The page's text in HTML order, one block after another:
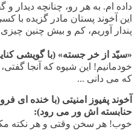
داده ام. به هر رو، چنانچه دیدار
این آخوند پستان مادر گزیده با
پندار آوریم، کم و بیش چنین
«سیّد از خر جسته» (با گویشی
خودمانیم! این شیوه که آنجا
که می دانی ...
آخوند پفیوز امنیتی (با خنده ای
حنابسته اش ور می رود):
خوب! هر سخن وقتی و هر نکته